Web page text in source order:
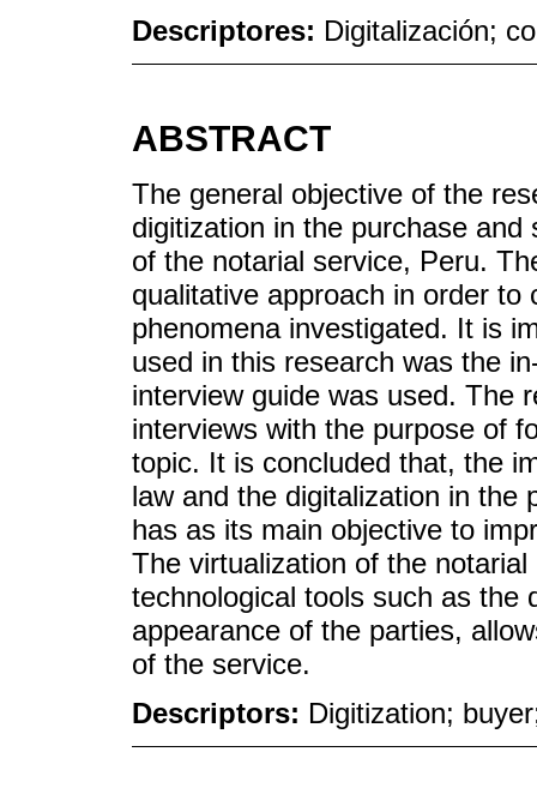
Descriptores: Digitalización;
ABSTRACT
The general objective of the
digitization in the purchase
of the notarial service, Peru.
qualitative approach in order
phenomena investigated. It is
used in this research was the
interview guide was used. The
interviews with the purpose of
topic. It is concluded that, the
law and the digitalization in the
has as its main objective to
The virtualization of the
technological tools such as the
appearance of the parties,
of the service.
Descriptors: Digitization;